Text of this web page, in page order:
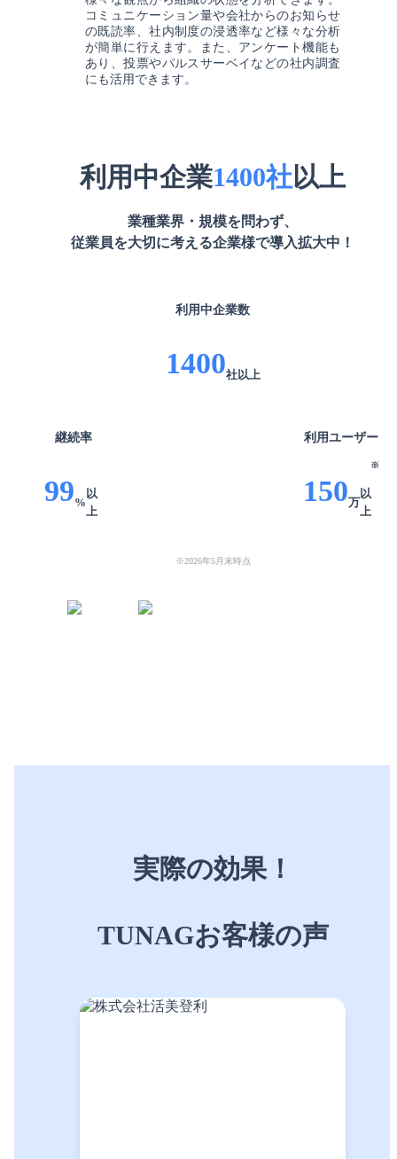
コミュニケーション量や会社からのお知らせ
の既読率、社内制度の浸透率など様々な分析
が簡単に行えます。また、アンケート機能も
あり、投票やパルスサーベイなどの社内調査
にも活用できます。
利用中企業1400社以上
業種業界・規模を問わず、
従業員を大切に考える企業様で導入拡大中！
利用中企業数
1400社以上
継続率
99%
以
上
利用ユーザー
150
※
万
以
上
※2026年5月末時点
実際の効果！
TUNAGお客様の声